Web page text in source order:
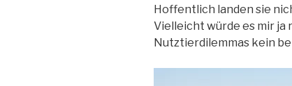
Hoffentlich landen sie
Vielleicht würde es mir ja
Nutztierdilemmas kein